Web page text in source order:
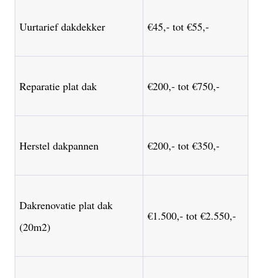
Uurtarief dakdekker €45,- tot €55,-
Reparatie plat dak €200,- tot €750,-
Herstel dakpannen €200,- tot €350,-
Dakrenovatie plat dak
(20m2)
€1.500,- tot €2.550,-